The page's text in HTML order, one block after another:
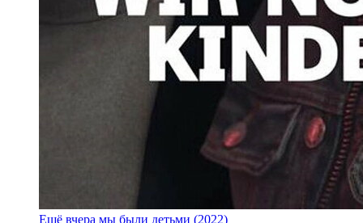
Ещё вчера мы были детьми (2022)